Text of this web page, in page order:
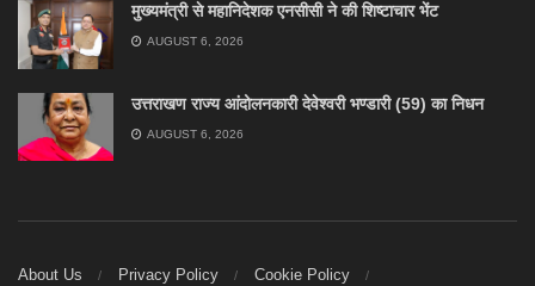
मुख्यमंत्री से महानिदेशक एनसीसी ने की शिष्टाचार भेंट
AUGUST 6, 2026
उत्तराखण राज्य आंदोलनकारी देवेश्वरी भण्डारी (59) का निधन
AUGUST 6, 2026
About Us Privacy Policy
Cookie Policy